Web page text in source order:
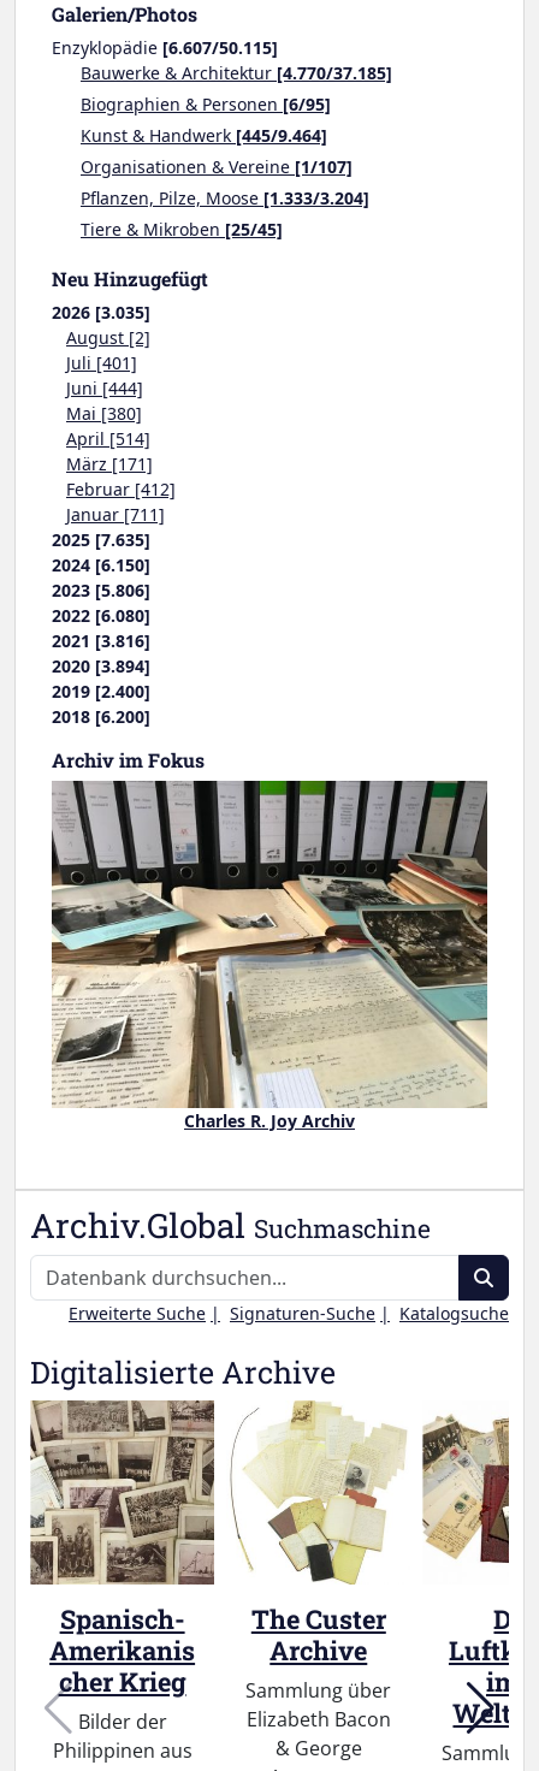
Archiv.Global Suchmaschine
Erweiterte Suche Signaturen-Suche Katalogsuche
Digitalisierte Archive
Spanisch-
Amerikanis
cher Krieg
Bilder der
Philippinen aus
The Custer
Archive
Sammlung über
Elizabeth Bacon
& George
Der
im
Galerien/Photos
Enzyklopädie [6.607/50.115]
Bauwerke & Architektur [4.770/37.185]
Biographien & Personen [6/95]
Kunst & Handwerk [445/9.464]
Organisationen & Vereine [1/107]
Pflanzen, Pilze, Moose [1.333/3.204]
Tiere & Mikroben [25/45]
Neu Hinzugefügt
2026 [3.035]
August [2]
Juli [401]
Juni [444]
Mai [380]
April [514]
März [171]
Februar [412]
Januar [711]
2025 [7.635]
2024 [6.150]
2023 [5.806]
2022 [6.080]
2021 [3.816]
2020 [3.894]
2019 [2.400]
2018 [6.200]
Archiv im Fokus
Charles R. Joy Archiv